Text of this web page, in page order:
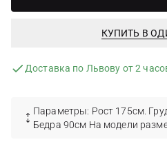
КУПИТЬ В
Доставка по Львову от 2
Параметры: Рост 175см.
Бедра 90см На модели